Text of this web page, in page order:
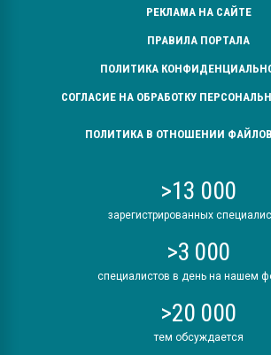
РЕКЛАМА НА САЙТЕ
ПРАВИЛА ПОРТАЛА
ПОЛИТИКА
СОГЛАСИЕ НА ОБРАБОТКУ
ПОЛИТИКА В ОТНОШЕНИИ ФАЙЛОВ
>13 000
зарегистрированных
>3 000
специалистов в день на нашем
>20 000
тем обсуждается